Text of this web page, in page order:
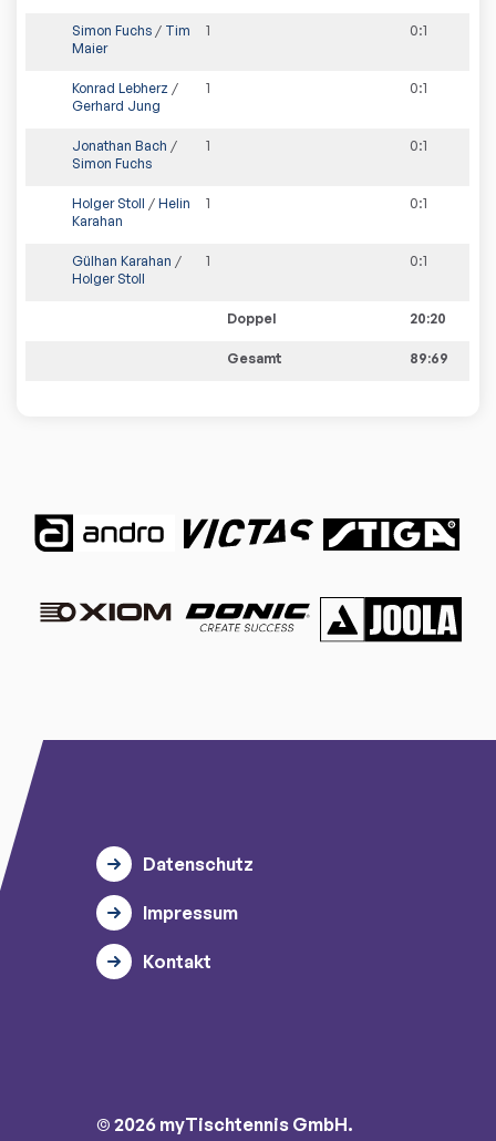
Simon Fuchs / Tim
Maier
1 0:1
Konrad Lebherz /
Gerhard Jung
1 0:1
Jonathan Bach /
Simon Fuchs
1 0:1
Holger Stoll / Helin
Karahan
1 0:1
Gülhan Karahan /
Holger Stoll
1 0:1
Doppel 20:20
Gesamt 89:69
Datenschutz
Impressum
Kontakt
© 2026 myTischtennis GmbH.